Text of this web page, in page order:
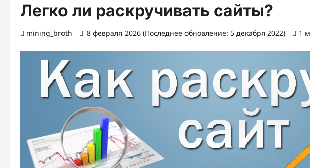
Легко ли раскручивать сайты?
mining_broth 8 февраля 2026 (Последнее обновление: 5 декабря 2022) 1